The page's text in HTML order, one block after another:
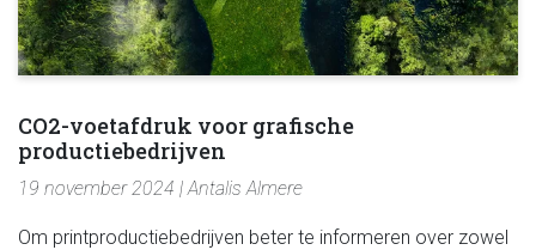
CO2-voetafdruk voor grafische
productiebedrijven
19 november 2024 | Antalis Almere
Om printproductiebedrijven beter te informeren over zowel